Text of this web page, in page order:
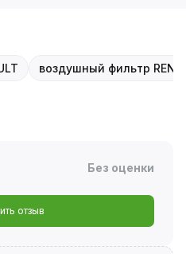
воздушный фильтр
Без оценки
отзыв